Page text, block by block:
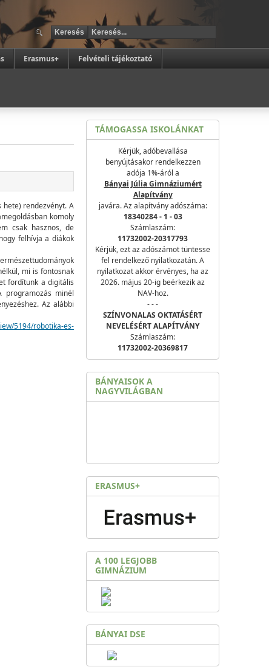
Erasmus+ Felvételi tájékoztató
rendezvényt. A
komoly
csak hasznos, de
felhívja a diákok
mi is fontosnak
fordítunk a digitális
programozás minél
Az alábbi
5194/robotika-es-
TÁMOGASSA ISKOLÁNKAT
Kérjük, adóbevallása
benyújtásakor rendelkezzen
adója 1%-áról a
Bányai Júlia Gimnáziumért
Alapítvány
javára. Az alapítvány adószáma:
18340284 - 1 - 03
Számlaszám:
11732002-20317793
Kérjük, ezt az adószámot tüntesse
fel rendelkező nyilatkozatán. A
nyilatkozat akkor érvényes, ha az
2026. május 20-ig beérkezik az
NAV-hoz.
- - -
SZÍNVONALAS OKTATÁSÉRT
NEVELÉSÉRT ALAPÍTVÁNY
Számlaszám:
11732002-20369817
BÁNYAISOK A
NAGYVILÁGBAN
ERASMUS+
A 100 LEGJOBB
GIMNÁZIUM
BÁNYAI DSE